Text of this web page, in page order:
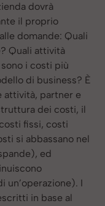
dovrà
il proprio
domande: Quali
Quali attività
i costi più
di business? È
attività, partner e
dei costi, il
fissi, costi
si abbassano nel
ed
un’operazione). I
in base al